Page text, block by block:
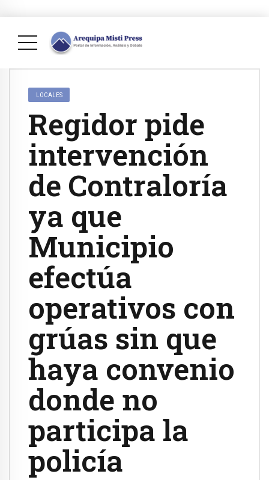
LOCALES
Regidor pide
intervención
de Contraloría
ya que
Municipio
efectúa
operativos con
grúas sin que
haya convenio
donde no
participa la
policía